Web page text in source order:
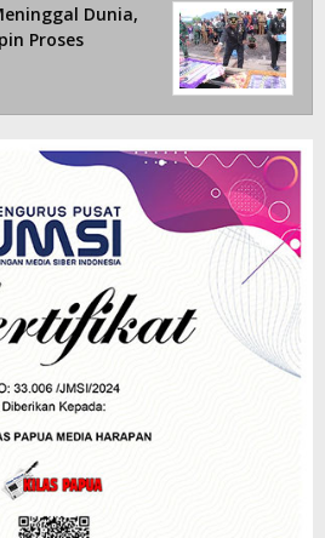
Dunia,
Proses